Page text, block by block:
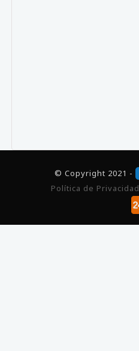
© Copyright 2021 -
Política de Privacidad